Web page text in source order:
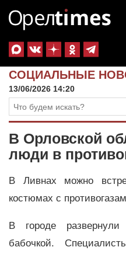
СОЦИАЛЬНЫЕ
13/06/2026 14:20
В Орловской
люди в
В Ливнах можно
костюмах с
В городе
бабочкой.